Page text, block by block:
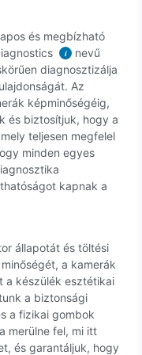
és megbízható
i
nevű
diagnosztizálja
Az
képminőségéig,
és biztosítjuk, hogy a
teljesen megfelel
minden egyes
kapnak a
állapotát és töltési
a kamerák
a készülék esztétikai
a biztonsági
a fizikai gombok
merülne fel, mi itt
és garantáljuk, hogy